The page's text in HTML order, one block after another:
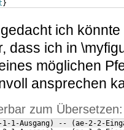
}
ich
dass ich in
möglichen
ansprechen
zum Übersetzen:
1-1-Ausgang) -- (ae-2-2-